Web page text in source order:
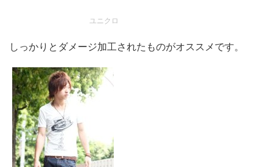
ユニクロ
しっかりとダメージ加工されたものがオススメです。